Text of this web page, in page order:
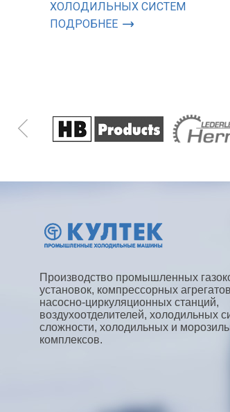
ХОЛОДИЛЬНЫХ СИСТЕМ
ПОДРОБНЕЕ
Производство промышленных
установок, компрессорных
насосно-циркуляционных станций,
воздухоотделителей, холодильных
сложности, холодильных и
комплексов.